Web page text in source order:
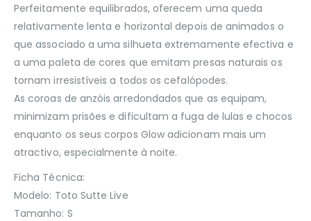
Perfeitamente equilibrados, oferecem uma queda
relativamente lenta e horizontal depois de animados o
que associado a uma silhueta extremamente efectiva e
a uma paleta de cores que emitam presas naturais os
tornam irresistíveis a todos os cefalópodes.
As coroas de anzóis arredondados que as equipam,
minimizam prisões e dificultam a fuga de lulas e chocos
enquanto os seus corpos Glow adicionam mais um
atractivo, especialmente à noite.
Ficha Técnica:
Modelo: Toto Sutte Live
Tamanho: S